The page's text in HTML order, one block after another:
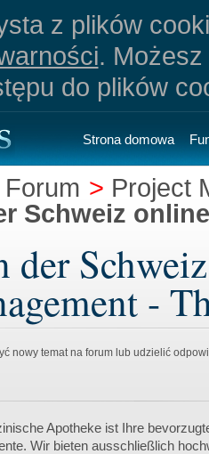
z plików
.
do plików
Strona domowa
Forum > Project
Schweiz
-
nowy temat na forum lub udzielić
Apotheke ist Ihre
Wir bieten ausschließlich